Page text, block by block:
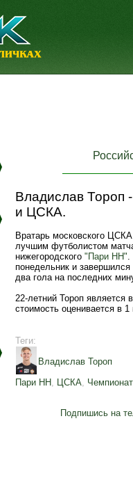
Владислав Тороп
и ЦСКА.
Вратарь московского ЦСКА
лучшим футболистом
нижегородского "Пари НН".
понедельник и
два гола на последних
22-летний Тороп является
стоимость оценивается в
Теги:
Владислав Тороп
Пари НН , ЦСКА,
Подпишись на